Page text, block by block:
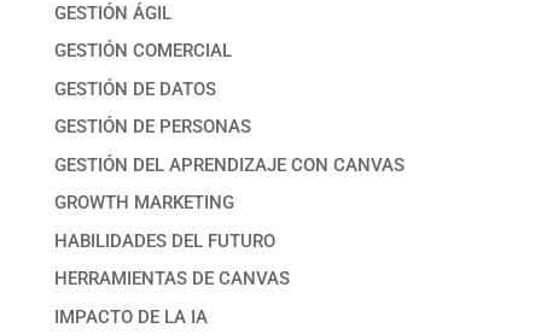
GESTIÓN ÁGIL
GESTIÓN COMERCIAL
GESTIÓN DE DATOS
GESTIÓN DE PERSONAS
GESTIÓN DEL APRENDIZAJE CON CANVAS
GROWTH MARKETING
HABILIDADES DEL FUTURO
HERRAMIENTAS DE CANVAS
IMPACTO DE LA IA